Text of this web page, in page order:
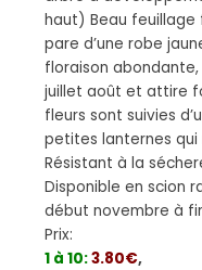
haut) Beau
pare d’une robe
floraison
juillet août et attire
fleurs sont suivies
petites lanternes
Résistant à la
Disponible en scion
début novembre à
Prix:
1 à 10:3.80€,